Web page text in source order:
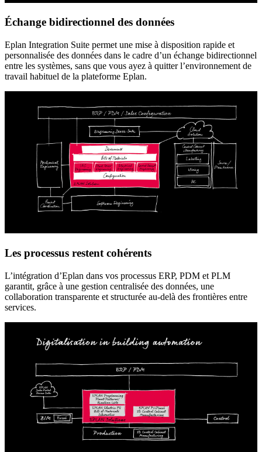
Échange bidirectionnel des données
Eplan Integration Suite permet une mise à disposition rapide et
personnalisée des données dans le cadre d’un échange bidirectionnel
entre les systèmes, sans que vous ayez à quitter l’environnement de
travail habituel de la plateforme Eplan.
Les processus restent cohérents
L’intégration d’Eplan dans vos processus ERP, PDM et PLM
garantit, grâce à une gestion centralisée des données, une
collaboration transparente et structurée au-delà des frontières entre
services.